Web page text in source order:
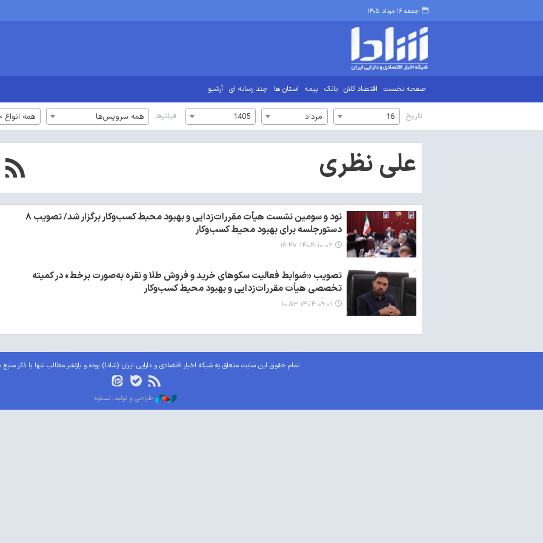
جمعه ۱۶ مرداد ۱۴۰۵
صفحه نخست اقتصاد کلان بانک بیمه استان ها چند رسانه ای آرشیو
تاریخ 16 مرداد 1405 فیلترها همه سرویس‌ها همه انواع
علی نظری
نود و سومین نشست هیأت مقررات‌زدایی و بهبود محیط کسب‌وکار برگزار شد/ تصویب ۸
دستورجلسه برای بهبود محیط کسب‌وکار
۱۴۰۴-۱۰-۰۲ ۱۶:۴۷
تصویب «ضوابط فعالیت سکوهای خرید و فروش طلا و نقره به‌صورت برخط» در کمیته
تخصصی هیأت مقررات‌زدایی و بهبود محیط کسب‌وکار
۱۴۰۴-۰۹-۰۱ ۱۰:۵۳
تمام حقوق این سایت متعلق به شبکه اخبار اقتصادی و دارایی ایران (شادا) بوده و بازنشر مطالب تنها با ذکر
طراحی و تولید: نستوه